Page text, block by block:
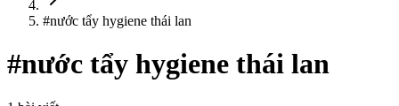
#nước tẩy hygiene thái lan
#nước tẩy hygiene thái lan